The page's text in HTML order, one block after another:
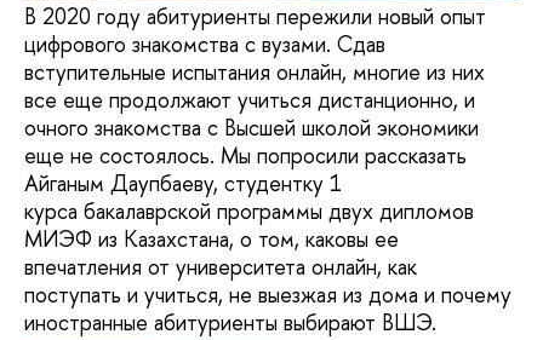
В 2020 году абитуриенты пережили новый опыт
цифрового знакомства с вузами. Сдав
вступительные испытания онлайн, многие из них
все еще продолжают учиться дистанционно, и
очного знакомства с Высшей школой экономики
еще не состоялось. Мы попросили рассказать
Айганым Даупбаеву, студентку 1
курса бакалаврской программы двух дипломов
МИЭФ из Казахстана, о том, каковы ее
впечатления от университета онлайн, как
поступать и учиться, не выезжая из дома и почему
иностранные абитуриенты выбирают ВШЭ.